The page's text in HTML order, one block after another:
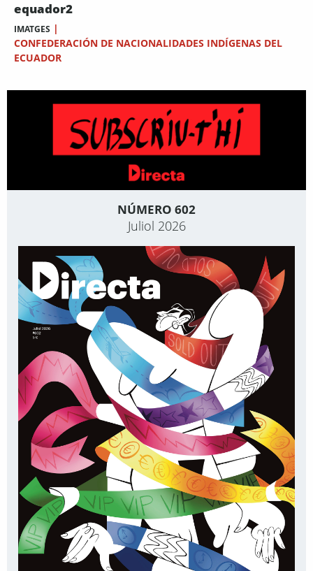
equador2
IMATGES |
CONFEDERACIÓN DE NACIONALIDADES INDÍGENAS DEL
ECUADOR
NÚMERO 602
Juliol 2026